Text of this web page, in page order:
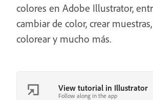
colores en Adobe Illustrator,
cambiar de color, crear
colorear y mucho más.
View tutorial in Illustrator
Follow along in the app